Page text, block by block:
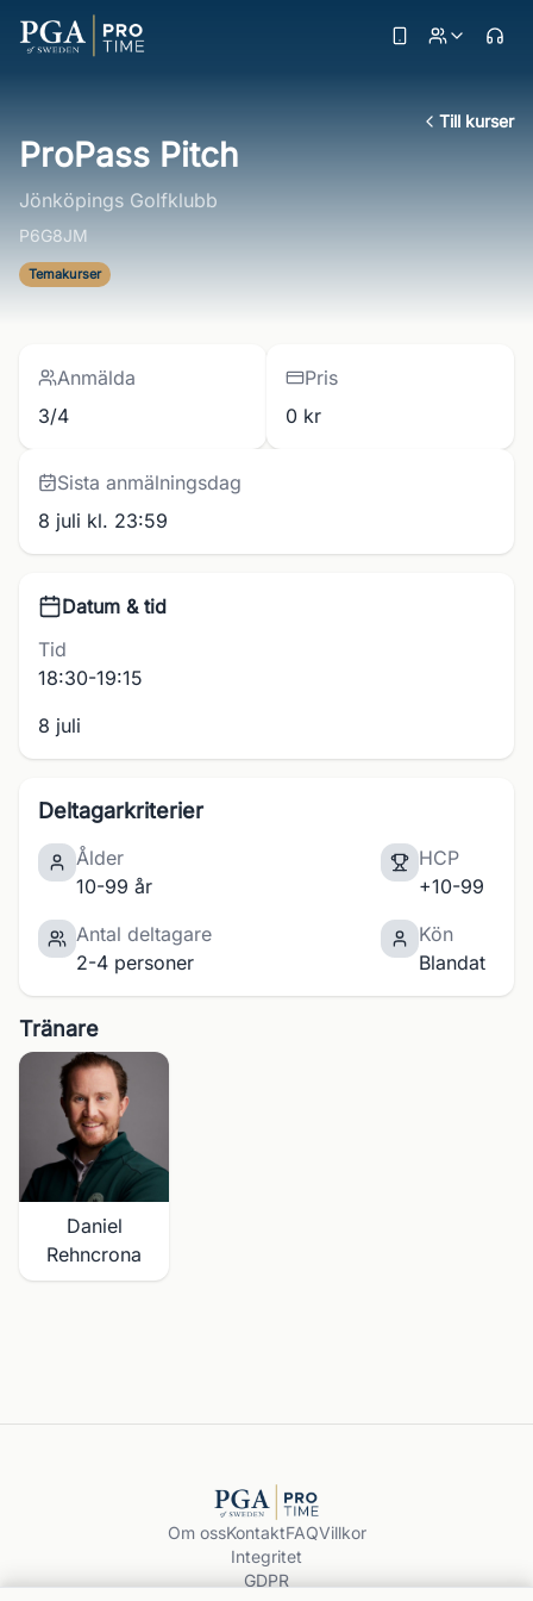
Till kurser
ProPass Pitch
Jönköpings Golfklubb
P6G8JM
Temakurser
Anmälda
3/4
Pris
0 kr
Sista anmälningsdag
8 juli kl. 23:59
Datum & tid
Tid
18:30-19:15
8 juli
Deltagarkriterier
Ålder
10-99 år
HCP
+10-99
Antal deltagare
2-4 personer
Kön
Blandat
Tränare
Daniel
Rehncrona
Om ossKontaktFAQVillkor
Integritet
GDPR